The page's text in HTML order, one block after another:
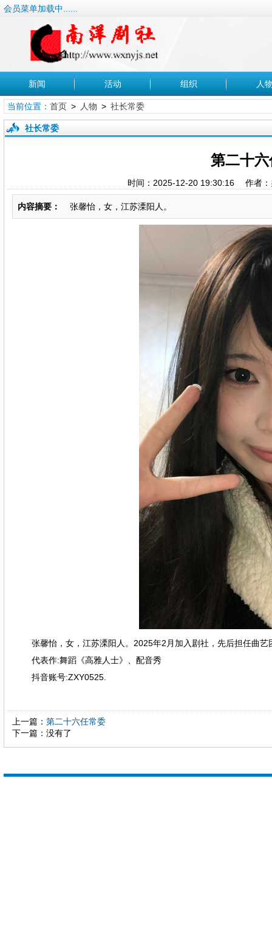
会员菜单加载中......
新闻 活动 组织 人
当前位置： 首页> 人物 > 社长常委
社长常委
第二十
时间：2025-12-20 19:30:16 作者
内容摘要： 张馨怡，女，江苏溧阳人。
张馨怡，女，江苏溧阳人。2025年2月加入剧社，先后担任曲艺
代表作:舞蹈《高雅人士》、配音秀
抖音账号:ZXY0525.
上一篇： 第二十六任常委
下一篇：没有了